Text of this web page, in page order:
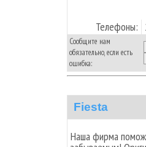
Телефоны:
Сообщите нам
обязательно, если есть
ошибка:
Fiesta
Наша фирма